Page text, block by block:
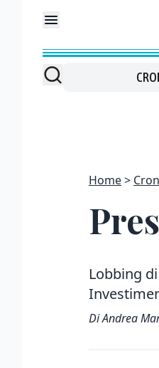
Home
Lobbing
Di Andrea